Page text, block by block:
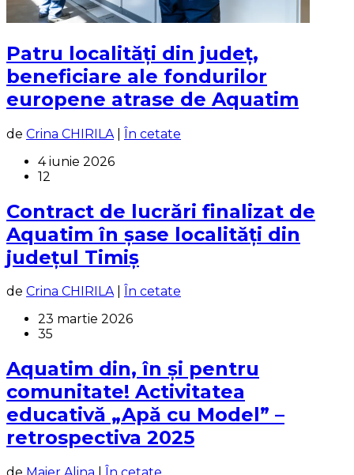
Patru localități din județ,
beneficiare ale fondurilor
europene atrase de Aquatim
de Crina CHIRILA
În cetate
4 iunie 2026
12
Contract de lucrări finalizat de
Aquatim în șase localități din
județul Timiș
de Crina CHIRILA|
În cetate
23 martie 2026
35
Aquatim din, în și pentru
comunitate! Activitatea
educativă „Apă cu Model” –
retrospectiva 2025